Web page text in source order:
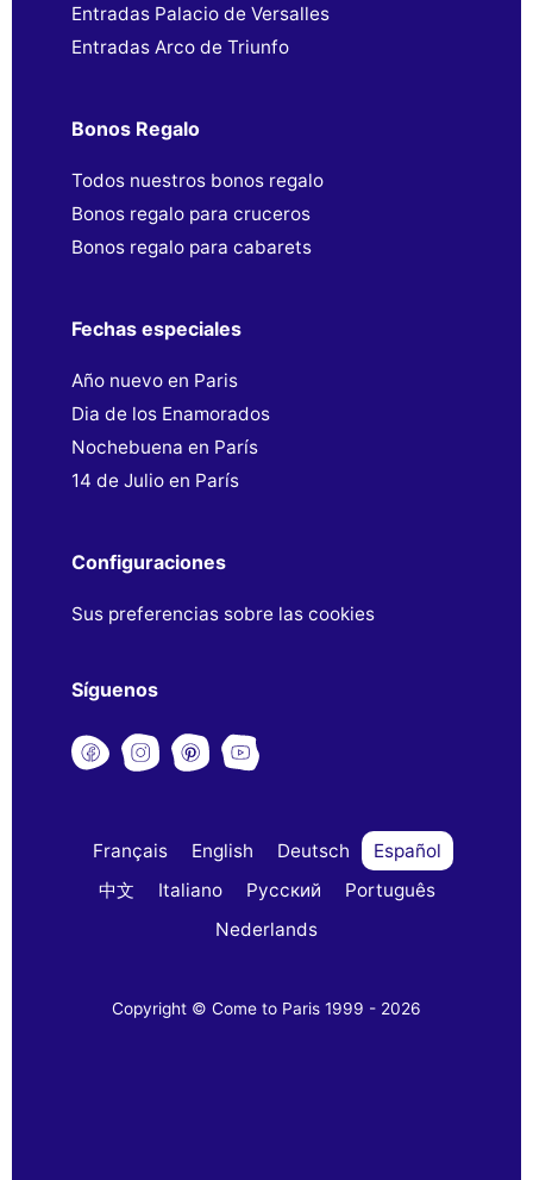
Entradas Palacio de Versalles
Entradas Arco de Triunfo
Bonos Regalo
Todos nuestros bonos regalo
Bonos regalo para cruceros
Bonos regalo para cabarets
Fechas especiales
Año nuevo en Paris
Dia de los Enamorados
Nochebuena en París
14 de Julio en París
Configuraciones
Sus preferencias sobre las cookies
Síguenos
Français English Deutsch
Español
中文
Italiano Русский
Português
Nederlands
Copyright © Come to Paris 1999 - 2026